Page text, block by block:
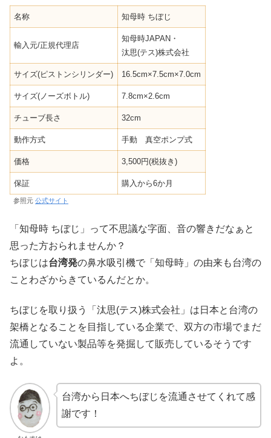
名称 知母時 ちぼじ
輸入元/正規代理店
知母時JAPAN・
汰思(テス)株式会社
サイズ(ピストンシリンダー) 16.5cm×7.5cm×7.0cm
サイズ(ノーズボトル) 7.8cm×2.6cm
チューブ長さ 32cm
動作方式 手動 真空ポンプ式
価格 3,500円(税抜き)
保証 購入から6か月
参照元 公式サイト
「知母時 ちぼじ」って不思議な字面、音の響きだなぁと
思った方おられませんか？
ちぼじは台湾発の鼻水吸引機で「知母時」の由来も台湾の
ことわざからきているんだとか。
ちぼじを取り扱う「汰思(テス)株式会社」は日本と台湾の
架橋となることを目指している企業で、双方の市場でまだ
流通していない製品等を発掘して販売しているそうです
よ。
台湾から日本へちぼじを流通させてくれて感
謝です！